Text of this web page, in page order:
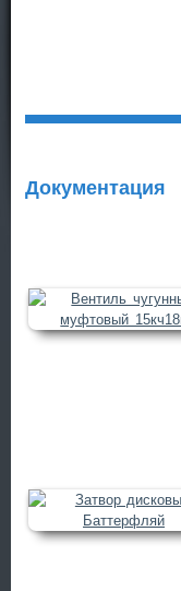
Документация